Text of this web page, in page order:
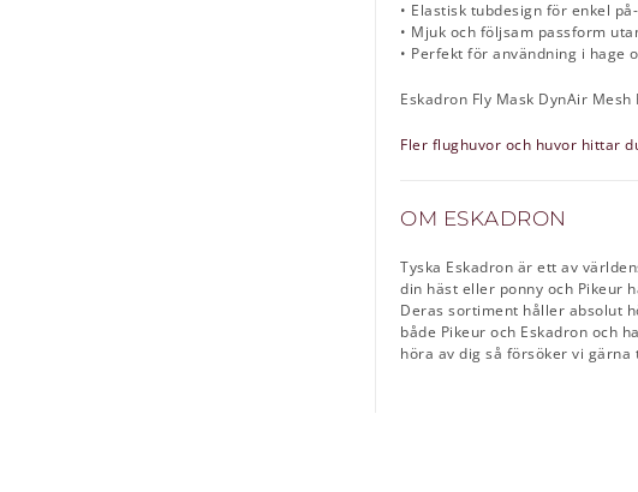
• Elastisk tubdesign för enkel
• Mjuk och följsam passform
• Perfekt för användning i hage
Eskadron Fly Mask DynAir
Fler flughuvor och huvor hittar
OM ESKADRON
Tyska Eskadron är ett av
din häst eller ponny och Pikeur
Deras sortiment håller absolut
både Pikeur och Eskadron och
höra av dig så försöker vi